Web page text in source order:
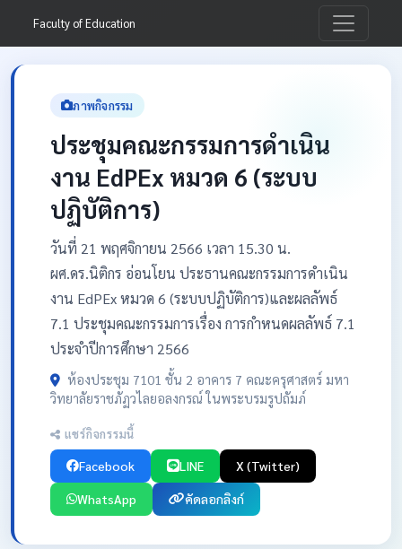
Faculty of Education
ภาพกิจกรรม
ประชุมคณะกรรมการดำเนิน
งาน EdPEx หมวด 6 (ระบบ
ปฏิบัติการ)
วันที่ 21 พฤศจิกายน 2566 เวลา 15.30 น.
ผศ.ดร.นิติกร อ่อนโยน ประธานคณะกรรมการดำเนิน
งาน EdPEx หมวด 6 (ระบบปฏิบัติการ)และผลลัพธ์
7.1 ประชุมคณะกรรมการเรื่อง การกำหนดผลลัพธ์ 7.1
ประจำปีการศึกษา 2566
ห้องประชุม 7101 ชั้น 2 อาคาร 7 คณะครุศาสตร์ มหา
วิทยาลัยราชภัฏวไลยอลงกรณ์ ในพระบรมรูปถัมภ์
แชร์กิจกรรมนี้
Facebook LINE X (Twitter)
WhatsApp คัดลอกลิงก์